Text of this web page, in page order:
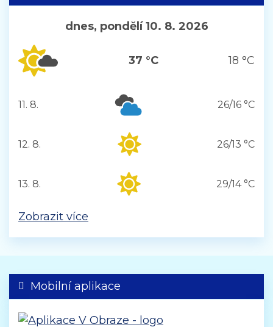
dnes, pondělí 10. 8. 2026
37 °C 18 °C
úterý
11. 8. 26/16 °C
středa
12. 8. 26/13 °C
čtvrtek
13. 8. 29/14 °C
Zobrazit více
Mobilní aplikace